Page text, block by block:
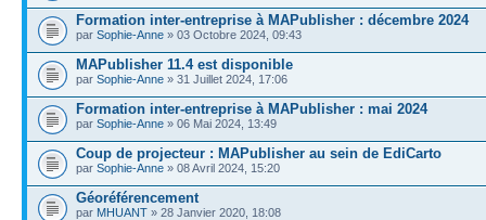
Formation inter-entreprise à MAPublisher : décembre 2024
par Sophie-Anne » 03 Octobre 2024, 09:43
MAPublisher 11.4 est disponible
par Sophie-Anne » 31 Juillet 2024, 17:06
Formation inter-entreprise à MAPublisher : mai 2024
par Sophie-Anne » 06 Mai 2024, 13:49
Coup de projecteur : MAPublisher au sein de EdiCarto
par Sophie-Anne » 08 Avril 2024, 15:20
Géoréférencement
par MHUANT » 28 Janvier 2020, 18:08